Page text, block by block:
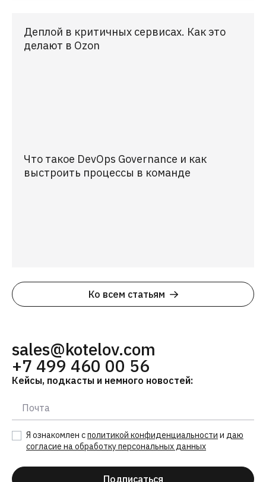
Деплой в критичных сервисах. Как это
делают в Ozon
Что такое DevOps Governance и как
выстроить процессы в команде
Ко всем статьям
sales@kotelov.com
+7 499 460 00 56
Кейсы, подкасты и немного новостей:
Подписаться
Я ознакомлен сполитикой конфиденциальности и даю
согласие на обработку персональных данных